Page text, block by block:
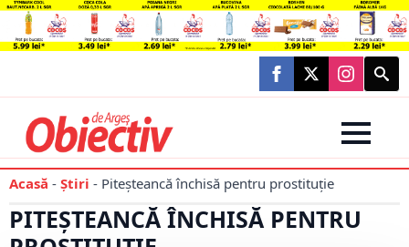
Search
for:
Acasă - Știri - Piteșteancă închisă pentru prostituție
PITEȘTEANCĂ ÎNCHISĂ PENTRU